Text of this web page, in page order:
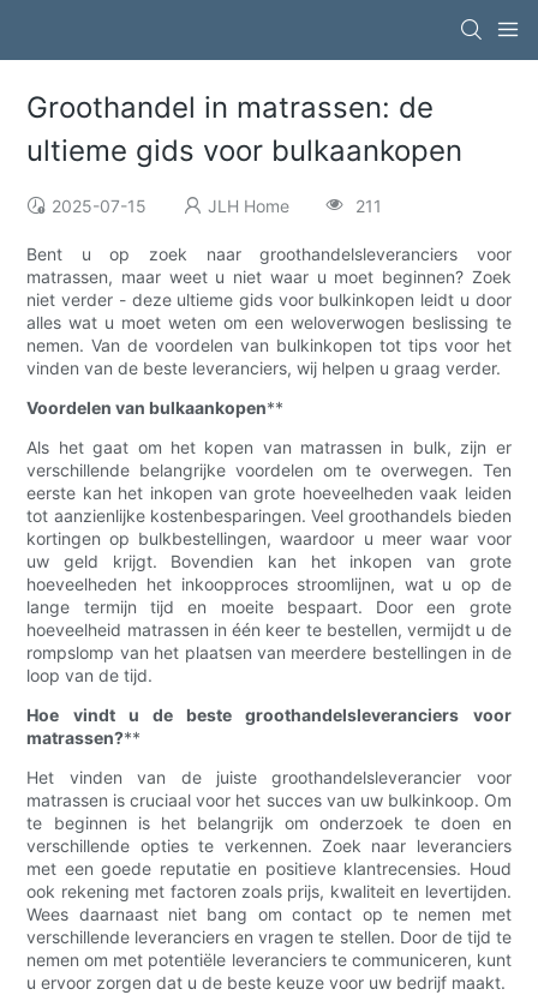
Groothandel in matrassen: de
ultieme gids voor bulkaankopen
2025-07-15 JLH Home 211
Bent u op zoek naar groothandelsleveranciers voor
matrassen, maar weet u niet waar u moet beginnen? Zoek
niet verder - deze ultieme gids voor bulkinkopen leidt u door
alles wat u moet weten om een ​​weloverwogen beslissing te
nemen. Van de voordelen van bulkinkopen tot tips voor het
vinden van de beste leveranciers, wij helpen u graag verder.
Voordelen van bulkaankopen**
Als het gaat om het kopen van matrassen in bulk, zijn er
verschillende belangrijke voordelen om te overwegen. Ten
eerste kan het inkopen van grote hoeveelheden vaak leiden
tot aanzienlijke kostenbesparingen. Veel groothandels bieden
kortingen op bulkbestellingen, waardoor u meer waar voor
uw geld krijgt. Bovendien kan het inkopen van grote
hoeveelheden het inkoopproces stroomlijnen, wat u op de
lange termijn tijd en moeite bespaart. Door een grote
hoeveelheid matrassen in één keer te bestellen, vermijdt u de
rompslomp van het plaatsen van meerdere bestellingen in de
loop van de tijd.
Hoe vindt u de beste groothandelsleveranciers voor
matrassen?**
Het vinden van de juiste groothandelsleverancier voor
matrassen is cruciaal voor het succes van uw bulkinkoop. Om
te beginnen is het belangrijk om onderzoek te doen en
verschillende opties te verkennen. Zoek naar leveranciers
met een goede reputatie en positieve klantrecensies. Houd
ook rekening met factoren zoals prijs, kwaliteit en levertijden.
Wees daarnaast niet bang om contact op te nemen met
verschillende leveranciers en vragen te stellen. Door de tijd te
nemen om met potentiële leveranciers te communiceren, kunt
u ervoor zorgen dat u de beste keuze voor uw bedrijf maakt.